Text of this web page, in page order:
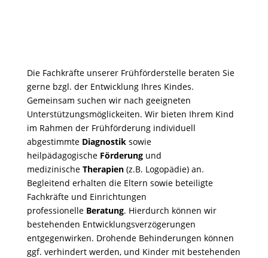
Die Fachkräfte unserer Frühförderstelle beraten Sie
gerne bzgl. der Entwicklung Ihres Kindes.
Gemeinsam suchen wir nach geeigneten
Unterstützungsmöglickeiten. Wir bieten Ihrem Kind
im Rahmen der Frühförderung individuell
abgestimmte Diagnostik sowie
heilpädagogischeFörderung und
medizinische Therapien (z.B. Logopädie) an.
Begleitend erhalten die Eltern sowie beteiligte
Fachkräfte und Einrichtungen
professionelle Beratung. Hierdurch können wir
bestehenden Entwicklungsverzögerungen
entgegenwirken. Drohende Behinderungen können
ggf. verhindert werden, und Kinder mit bestehenden